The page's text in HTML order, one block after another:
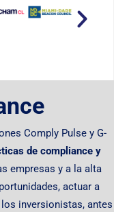
Comply Pulse y G-
de compliance y
empresas y a la alta
actuar a
inversionistas, antes